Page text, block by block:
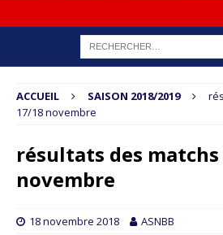
ACCUEIL SAISON 2018/2019
17/18 novembre
résultats des
novembre
18 novembre 2018 ASNBB